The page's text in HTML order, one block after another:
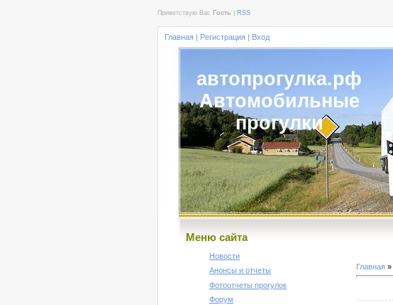
Приветствую Вас Гость RSS
Главная | Регистрация | Вход
автопрогулка.рф
Автомобильные
прогулки
Меню сайта
Новости
Анонсы и отчеты
Фотоотчеты прогулок
Форум
Главная »